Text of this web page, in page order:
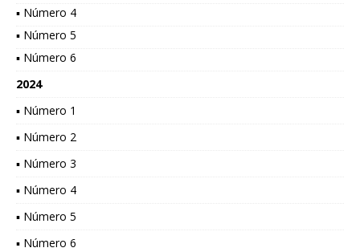
▪ Número 4
▪ Número 5
▪ Número 6
2024
▪ Número 1
▪ Número 2
▪ Número 3
▪ Número 4
▪ Número 5
▪ Número 6